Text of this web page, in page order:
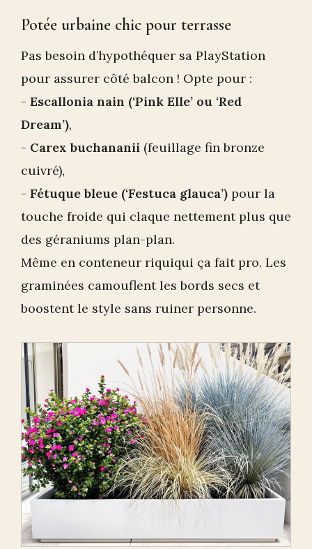
Potée urbaine chic pour terrasse
Pas besoin d’hypothéquer sa PlayStation
pour assurer côté balcon ! Opte pour :
- Escallonia nain (‘Pink Elle’ ou ‘Red
Dream’),
- Carex buchananii (feuillage fin bronze
cuivré),
- Fétuque bleue (‘Festuca glauca’) pour la
touche froide qui claque nettement plus que
des géraniums plan-plan.
Même en conteneur riquiqui ça fait pro. Les
graminées camouflent les bords secs et
boostent le style sans ruiner personne.